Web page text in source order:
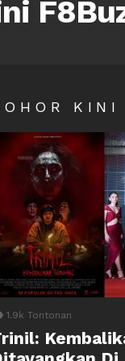
KINI
1.9k Tontonan